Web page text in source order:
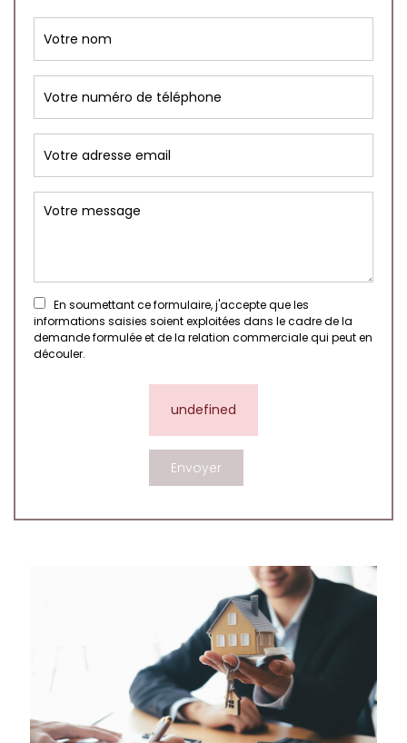
En soumettant ce formulaire, j'accepte que les
informations saisies soient exploitées dans le cadre de la
demande formulée et de la relation commerciale qui peut en
découler.
undefined